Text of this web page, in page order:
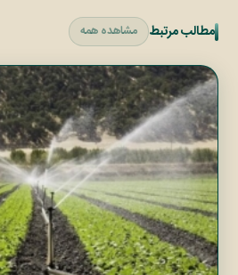
مطالب مرتبط مشاهده همه